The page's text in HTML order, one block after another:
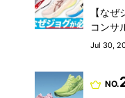
【な
コンサ
Jul 30,
NO.